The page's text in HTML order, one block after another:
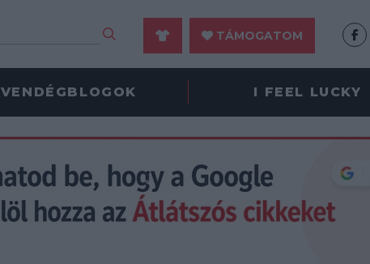
TÁMOGATOM
VENDÉGBLOGOK I FEEL LUCKY